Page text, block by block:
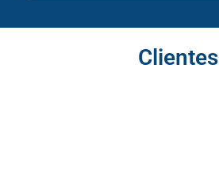
Clientes